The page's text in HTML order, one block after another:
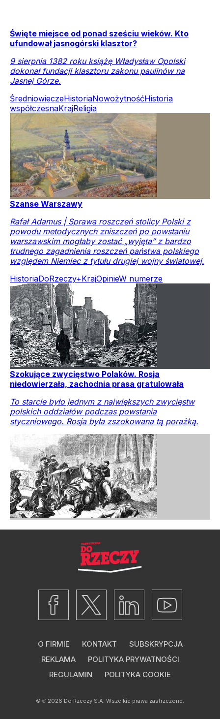
Święte miejsce od ponad sześciu wieków. Kto
ufundował jasnogórski klasztor?
9 sierpnia 1382 roku książę Władysław Opolski
dokonał fundacji klasztoru zakonu paulinów na
Jasnej Górze.
ŚredniowieczeHistoriaNowożytnośćHistoria
współczesnaKrajReligia
Szanse Warszawy
Rafał Adamus | Sprawa roszczeń stolicy Polski z
powodu metodycznych zniszczeń po powstaniu
warszawskim mogłaby zostać „wyjęta” z bardzo
trudnego zagadnienia roszczeń państwa polskiego
względem Niemiec z tytułu drugiej wojny światowej.
HistoriaDoRzeczy+KrajOpinieW numerze
Szokujące zwycięstwo Polaków. Rosja
niedowierzała, zachodnia prasa gratulowała
To starcie było jednym z największych zwycięstw
polskich oddziałów podczas powstania
styczniowego. Rosja była zszokowana tą porażką.
O FIRMIE KONTAKT
SUBSKRYPCJA
REKLAMA
POLITYKA PRYWATNOŚCI
REGULAMIN
POLITYKA COOKIE
© ℗ 2026 Do Rzeczy S.A. Wszelkie prawa zastrzeżone.